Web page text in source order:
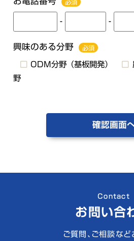
必須
- -
興味のある分野 必須
ODM分野（基板開発）
野
Contact
お問い合
ご質問、ご相談な